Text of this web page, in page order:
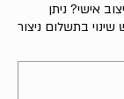
אישי? ניתן
שינוי בתשלום ניצור